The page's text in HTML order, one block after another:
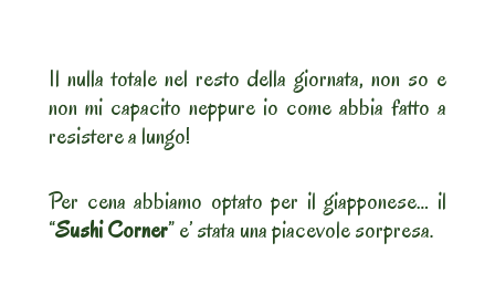
Il nulla totale nel resto della giornata, non so e
non mi capacito neppure io come abbia fatto a
resistere a lungo!
Per cena abbiamo optato per il giapponese… il
“Sushi Corner” e’ stata una piacevole sorpresa.